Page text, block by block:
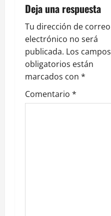
ó
n
d
e
e
Deja una respuesta
Tu dirección de correo
electrónico no será
publicada. Los campos
obligatorios están
marcados con *
Comentario *